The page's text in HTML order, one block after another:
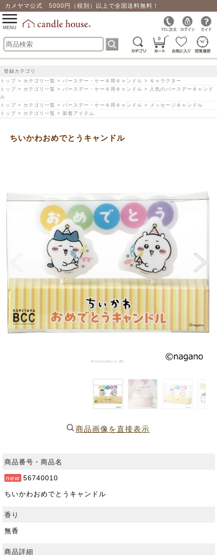
カメヤマ公式 5000円（税別）以上で全国送料無料！
0
toggle
navigation
MENU
登録カテゴリ
トップ > カテゴリ一覧 > バースデー・ケーキ用キャンドル > キャラクター
トップ > カテゴリ一覧 > バースデー・ケーキ用キャンドル > 人気のバースデーキャンド
ル
トップ > カテゴリ一覧 > バースデー・ケーキ用キャンドル > メッセージキャンドル
トップ > カテゴリ一覧 > 新着アイテム
ちいかわおめでとうキャンドル
商品画像を直接表示
商品番号・商品名
new 56740010
ちいかわおめでとうキャンドル
香り
無香
商品詳細